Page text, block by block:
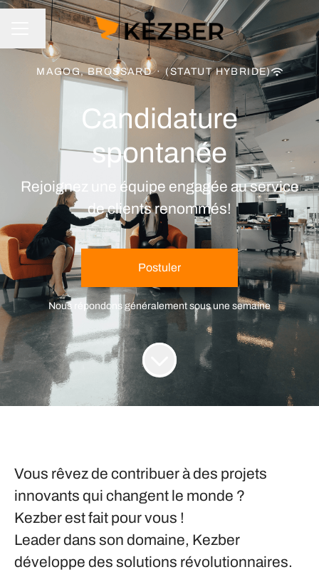
Menu carrière
Changer la langue
MAGOG, BROSSARD · (STATUT HYBRIDE)
Candidature
spontanée
Rejoignez une équipe engagée au service
de clients renommés!
Postuler
Nous répondons généralement sousune semaine
Vous rêvez de contribuer à des projets
innovants qui changent le monde ?
Kezber est fait pour vous !
Leader dans son domaine, Kezber
développe des solutions révolutionnaires.